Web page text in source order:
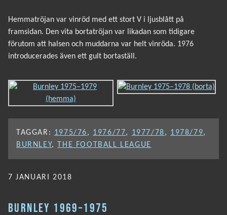
Hemmatröjan var vinröd med ett stort V i ljusblått på
framsidan. Den vita bortatröjan var likadan som tidigare
förutom att halsen och muddarna var helt vinröda. 1976
introducerades även ett gult bortaställ.
TAGGAR: 1975/76, 1976/77, 1977/78, 1978/79,
BURNLEY, THE FOOTBALL LEAGUE
PUBLICERAT
7 JANUARI 2018
BURNLEY 1969–1975